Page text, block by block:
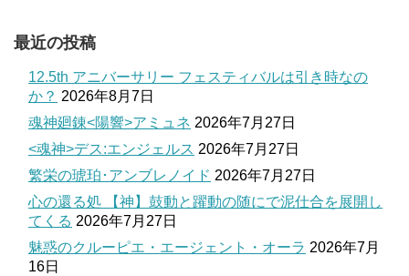
最近の投稿
12.5th アニバーサリー フェスティバルは引き時なの
か？ 2026年8月7日
魂神廻錬<陽響>アミュネ 2026年7月27日
<魂神>デス:エンジェルス 2026年7月27日
繁栄の琥珀･アンブレノイド 2026年7月27日
心の還る処 【神】鼓動と躍動の随にで泥仕合を展開し
てくる 2026年7月27日
魅惑のクルーピエ・エージェント・オーラ 2026年7月
16日